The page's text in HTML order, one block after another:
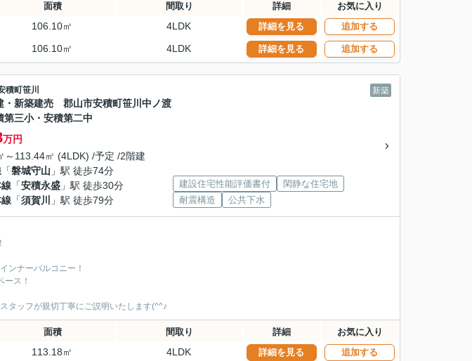
面積 間取り 詳細 お気に入り
106.10㎡ 4LDK 詳細を見る 追加する
106.10㎡ 4LDK 詳細を見る 追加する
新築
積町笹川
・新築建売 郡山市安積町笹川中ノ渡
三小・安積第二中
万円
～113.44㎡ (4LDK) /予定 /2階建
「磐城守山 」駅 徒歩74分
「安積永盛 」駅 徒歩30分
「須賀川 」駅 徒歩79分
建設住宅性能評価書付
閑静な住宅地
耐震構造
公共下水
ンナーバルコニー！
ス！
タッフが親切丁寧にご説明いたします(^^♪
面積 間取り 詳細 お気に入り
113.18㎡ 4LDK 詳細を見る 追加する